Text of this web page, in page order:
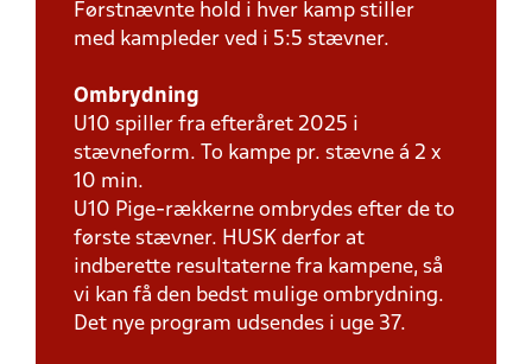
Førstnævnte hold i hver kamp stiller
med kampleder ved i 5:5 stævner.
Ombrydning
U10 spiller fra efteråret 2025 i
stævneform. To kampe pr. stævne á 2 x
10 min.
U10 Pige-rækkerne ombrydes efter de to
første stævner. HUSK derfor at
indberette resultaterne fra kampene, så
vi kan få den bedst mulige ombrydning.
Det nye program udsendes i uge 37.